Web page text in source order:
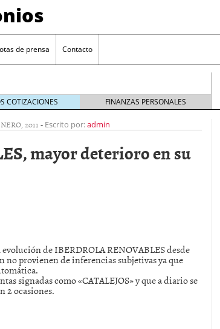
de prensa Contacto
febrero 24, 2014
de los valores de IBEX35 a m?ximos
alejamiento global de m?ximos anuales
Prosiguen a la baja desde el 13/mayo
COTIZACIONES FINANZAS PERSONALES
2011 - Escrito por:admin
mayor deterioro en su
de IBERDROLA RENOVABLES desde
no provienen de inferencias subjetivas ya que
signadas como «CATALEJOS» y que a diario se
2 ocasiones.